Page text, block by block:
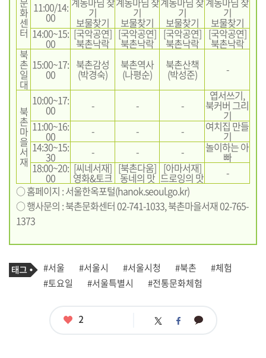
화
센
터
11:00/14:
00 기
보물찾기
기
보물찾기
기
보물찾기
기
보물찾기
14:00~15:
00
[국악공연]
북촌낙락
[국악공연]
북촌낙락
[국악공연]
북촌낙락
[국악공연]
북촌낙락
북
촌
일
대
15:00~17:
00
북촌감성
(박경숙)
북촌역사
(나평순)
북촌산책
(박성준) -
북
촌
마
을
서
재
10:00~17:
00 - - -
엽서쓰기,
북커버 그리
기
11:00~16:
00 - - - 여치집 만들
기
14:30~15:
30 - - - 놀이하는 아
빠
18:00~20:
00
[씨네서재]
영화&토크
[북촌다움]
동네의 맛
[아마서재]
드로잉의 맛
-
○ 홈페이지 : 서울한옥포털(hanok.seoul.go.kr)
○ 행사문의 : 북촌문화센터 02-741-1033, 북촌마을서재 02-765-
1373
기
사
관
련
태
그
#서울 #서울시 #서울시청 #북촌
#체험
#토요일
#서울특별시 #전통문화체험
좋
2 트 페 카